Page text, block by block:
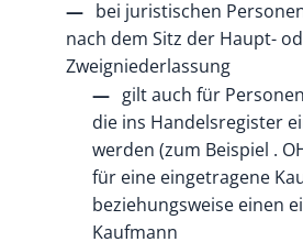
bei juristischen
nach dem Sitz der Haupt-
Zweigniederlassung
gilt auch für
die ins Handelsregister
werden (zum Beispiel .
für eine eingetragene
beziehungsweise einen
Kaufmann